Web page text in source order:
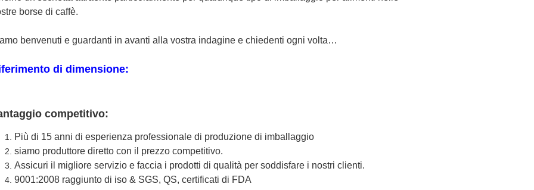
borse di caffè.
benvenuti e guardanti in avanti alla vostra indagine e chiedenti ogni volta…
di dimensione:
competitivo:
Più di 15 anni di esperienza professionale di produzione di imballaggio
siamo produttore diretto con il prezzo competitivo.
Assicuri il migliore servizio e faccia i prodotti di qualità per soddisfare i nostri clienti.
9001:2008 raggiunto di iso & SGS, QS, certificati di FDA